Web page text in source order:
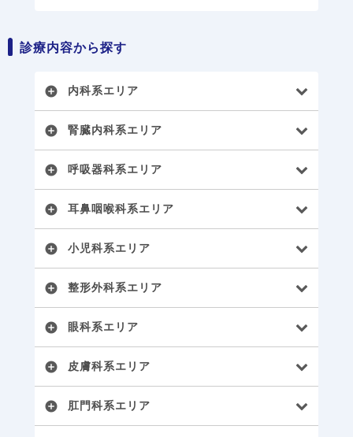
診療内容から探す
add_circle 内科系エリア
add_circle 腎臓内科系エリア
add_circle 呼吸器科系エリア
add_circle 耳鼻咽喉科系エリア
add_circle 小児科系エリア
add_circle 整形外科系エリア
add_circle 眼科系エリア
add_circle 皮膚科系エリア
add_circle 肛門科系エリア